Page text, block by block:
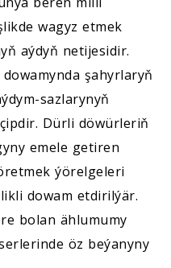
wagyz etmek
aýdyň netijesidir.
şahyrlaryň
sazlarynyň
Dürli döwürleriň
emele getiren
ýörelgeleri
dowam etdirilýär.
bolan ählumumy
öz beýanyny